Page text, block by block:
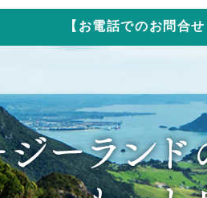
【お電話でのお問合